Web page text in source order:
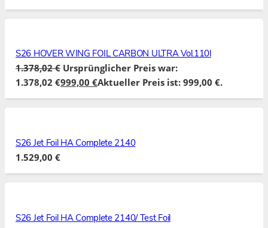
S26 HOVER WING FOIL CARBON ULTRA Vol.110l
1.378,02€ Ursprünglicher Preis war:
1.378,02 €999,00 €Aktueller Preis ist: 999,00 €.
S26 Jet Foil HA Complete 2140
1.529,00 €
S26 Jet Foil HA Complete 2140/ Test Foil